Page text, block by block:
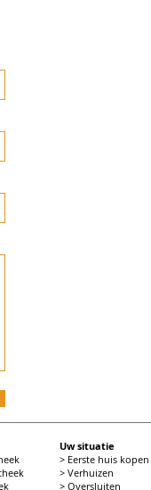
Uw situatie
> Eerste huis kopen
> Verhuizen
> Oversluiten